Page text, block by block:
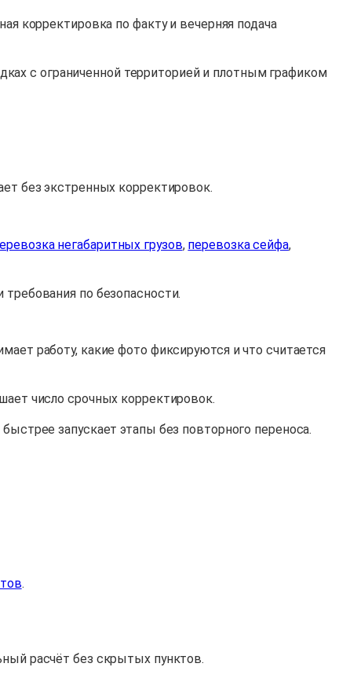
корректировка по факту и вечерняя подача
с ограниченной территорией и плотным графиком
без экстренных корректировок.
негабаритных грузов, перевозка сейфа,
по безопасности.
работу, какие фото фиксируются и что считается
число срочных корректировок.
запускает этапы без повторного переноса.
.
расчёт без скрытых пунктов.